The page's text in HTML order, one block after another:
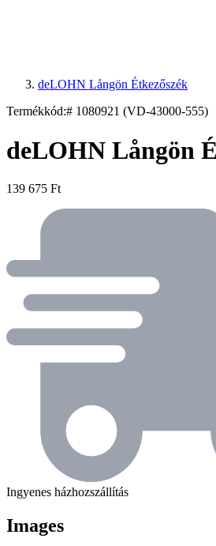
deLOHN Långön Étkezőszék
Termékkód:# 1080921 (VD-43000-555)
deLOHN Långön
139 675 Ft
Ingyenes házhozszállítás
Images